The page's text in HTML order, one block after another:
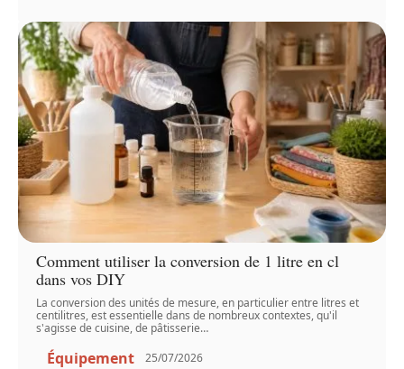
Comment utiliser la conversion de 1 litre en cl
dans vos DIY
La conversion des unités de mesure, en particulier entre litres et
centilitres, est essentielle dans de nombreux contextes, qu'il
s'agisse de cuisine, de pâtisserie…
Équipement 25/07/2026